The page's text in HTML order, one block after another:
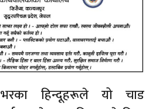
हिन्दूहरूले यो चाड